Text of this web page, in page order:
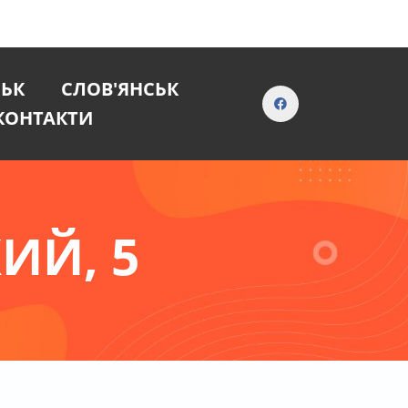
СЛОВ'ЯНСЬК
5